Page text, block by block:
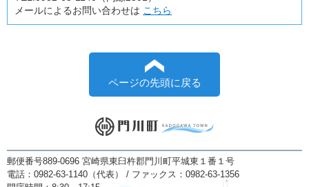
メールによるお問い合わせは こちら
ページの先頭に戻る
郵便番号889-0696 宮崎県東臼杵郡門川町平城東１番１号
電話：0982-63-1140（代表） / ファックス：0982-63-1356